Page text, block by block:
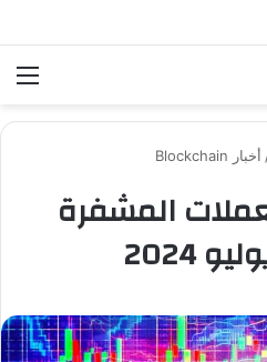
أخبار Blockchain
المشفرة